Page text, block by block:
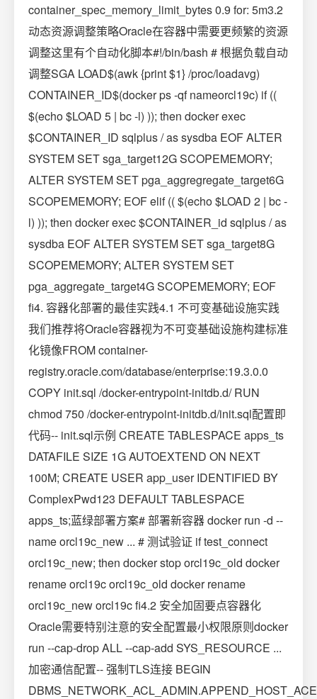
container_spec_memory_limit_bytes 0.9 for: 5m3.2
动态资源调整策略Oracle在容器中需要更频繁的资源
调整这里有个自动化脚本#!/bin/bash # 根据负载自动
调整SGA LOAD$(awk {print $1} /proc/loadavg)
CONTAINER_ID$(docker ps -qf nameorcl19c) if ((
$(echo $LOAD 5 | bc -l) )); then docker exec
$CONTAINER_ID sqlplus / as sysdba EOF ALTER
SYSTEM SET sga_target12G SCOPEMEMORY;
ALTER SYSTEM SET pga_aggregregate_target6G
SCOPEMEMORY; EOF elif (( $(echo $LOAD 2 | bc -
l) )); then docker exec $CONTAINER_id sqlplus / as
sysdba EOF ALTER SYSTEM SET sga_target8G
SCOPEMEMORY; ALTER SYSTEM SET
pga_aggregate_target4G SCOPEMEMORY; EOF
fi4. 容器化部署的最佳实践4.1 不可变基础设施实践
我们推荐将Oracle容器视为不可变基础设施构建标准
化镜像FROM container-
registry.oracle.com/database/enterprise:19.3.0.0
COPY init.sql /docker-entrypoint-initdb.d/ RUN
chmod 750 /docker-entrypoint-initdb.d/init.sql配置即
代码-- init.sql示例 CREATE TABLESPACE apps_ts
DATAFILE SIZE 1G AUTOEXTEND ON NEXT
100M; CREATE USER app_user IDENTIFIED BY
ComplexPwd123 DEFAULT TABLESPACE
apps_ts;蓝绿部署方案# 部署新容器 docker run -d --
name orcl19c_new ... # 测试验证 if test_connect
orcl19c_new; then docker stop orcl19c_old docker
rename orcl19c orcl19c_old docker rename
orcl19c_new orcl19c fi4.2 安全加固要点容器化
Oracle需要特别注意的安全配置最小权限原则docker
run --cap-drop ALL --cap-add SYS_RESOURCE ...
加密通信配置-- 强制TLS连接 BEGIN